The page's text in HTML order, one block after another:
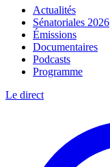
Actualités
Sénatoriales 2026
Émissions
Documentaires
Podcasts
Programme
Le direct